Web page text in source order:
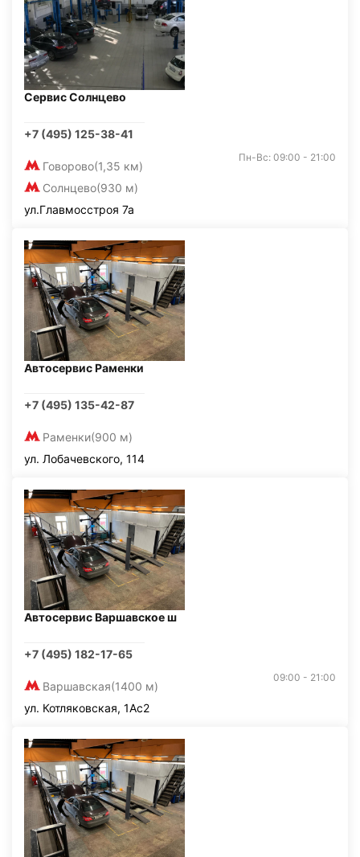
Сервис Солнцево
+7 (495) 125-38-41
Говорово(1,35 км)
Солнцево(930 м)
Пн-Вс: 09:00 - 21:00
ул.Главмосстроя 7а
Автосервис Раменки
+7 (495) 135-42-87
Раменки(900 м)
ул. Лобачевского, 114
Автосервис Варшавское ш
+7 (495) 182-17-65
Варшавская(1400 м)
09:00 - 21:00
ул. Котляковская, 1Ас2